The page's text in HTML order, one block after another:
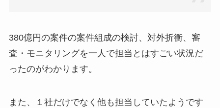
380億円の案件の案件組成の検討、対外折衝、審
査・モニタリングを一人で担当とはすごい状況だ
ったのがわかります。
また、１社だけでなく他も担当していたようです